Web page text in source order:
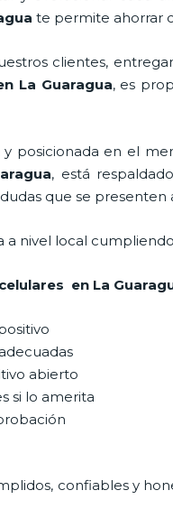
te permite ahorrar
clientes,
La Guaragua, es
posicionada en el
, está
que se
a nivel local
en La
abierto
si lo amerita
confiables y